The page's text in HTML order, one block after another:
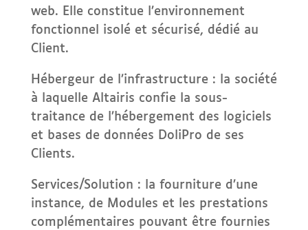
web. Elle constitue l’environnement
fonctionnel isolé et sécurisé, dédié au
Client.
Hébergeur de l’infrastructure : la société
à laquelle Altairis confie la sous-
traitance de l’hébergement des logiciels
et bases de données DoliPro de ses
Clients.
Services/Solution : la fourniture d’une
instance, de Modules et les prestations
complémentaires pouvant être fournies